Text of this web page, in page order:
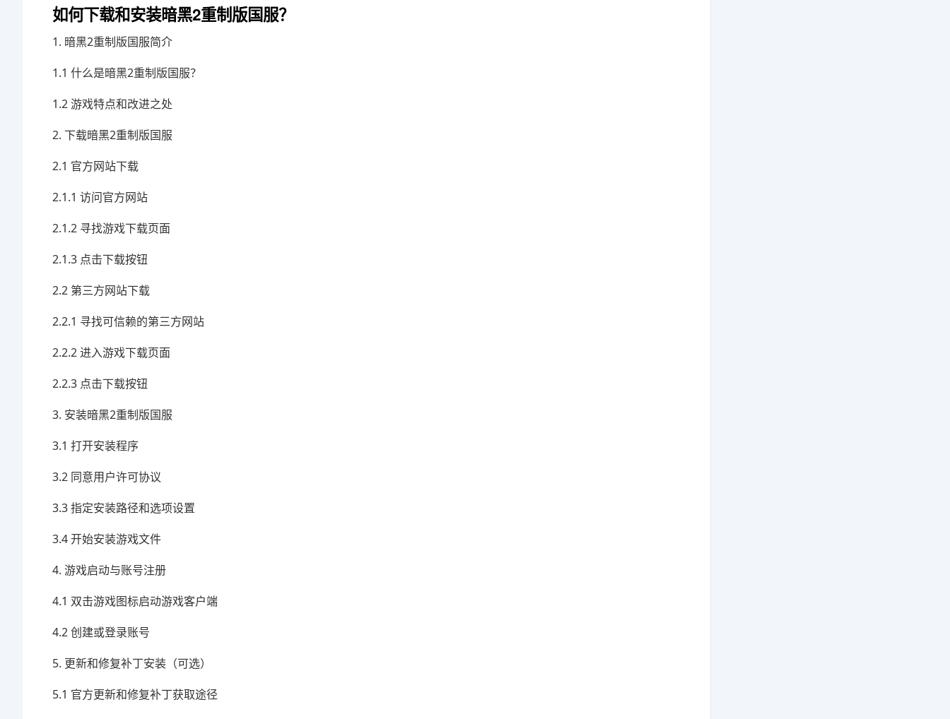
如何下载和安装暗黑2重制版国服？
1. 暗黑2重制版国服简介
1.1 什么是暗黑2重制版国服？
1.2 游戏特点和改进之处
2. 下载暗黑2重制版国服
2.1 官方网站下载
2.1.1 访问官方网站
2.1.2 寻找游戏下载页面
2.1.3 点击下载按钮
2.2 第三方网站下载
2.2.1 寻找可信赖的第三方网站
2.2.2 进入游戏下载页面
2.2.3 点击下载按钮
3. 安装暗黑2重制版国服
3.1 打开安装程序
3.2 同意用户许可协议
3.3 指定安装路径和选项设置
3.4 开始安装游戏文件
4. 游戏启动与账号注册
4.1 双击游戏图标启动游戏客户端
4.2 创建或登录账号
5. 更新和修复补丁安装（可选）
5.1 官方更新和修复补丁获取途径